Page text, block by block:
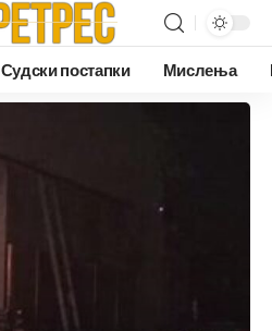
Судски постапки Мислења